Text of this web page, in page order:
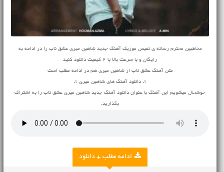
مخاطبین محترم رسانه ی نفیس موزیک آهنگ جدید شاهین میری عشق ناب را در ادامه به
رایگان و با سرعت بالا با 2 کیفیت دانلود کنید
متن آهنگ عشق ناب از شاهین میری هم در ادامه مطلب است
♫ دانلود آهنگ های شاهین میری ♫
خوشحال میشویم این آهنگ با عنوان دانلود آهنگ جدید شاهین میری عشق ناب را به اشتراک
بگذارید.
ادامه مطلب + دانلود